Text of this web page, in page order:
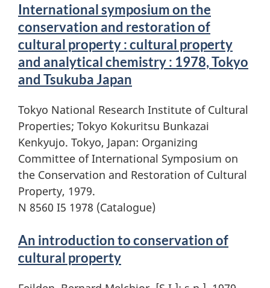
International symposium on the
conservation and restoration of
cultural property : cultural property
and analytical chemistry : 1978, Tokyo
and Tsukuba Japan
Tokyo National Research Institute of Cultural
Properties; Tokyo Kokuritsu Bunkazai
Kenkyujo. Tokyo, Japan: Organizing
Committee of International Symposium on
the Conservation and Restoration of Cultural
Property, 1979.
N 8560 I5 1978 (Catalogue)
An introduction to conservation of
cultural property